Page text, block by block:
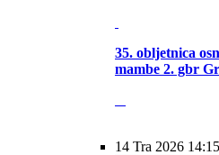
35. obljetnica
mambe 2. gbr
14 Tra 2026 14:15